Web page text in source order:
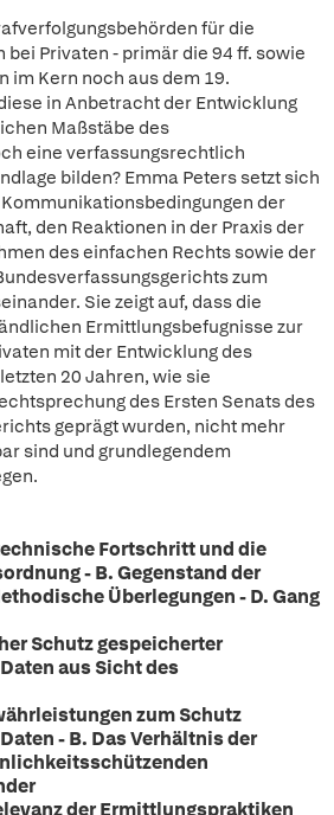
für die
bei Privaten - primär die 94 ff. sowie
im Kern noch aus dem 19.
in Anbetracht der Entwicklung
Maßstäbe des
eine verfassungsrechtlich
bilden? Emma Peters setzt sich
der
den Reaktionen in der Praxis der
des einfachen Rechts sowie der
zum
Sie zeigt auf, dass die
Ermittlungsbefugnisse zur
mit der Entwicklung des
20 Jahren, wie sie
des Ersten Senats des
geprägt wurden, nicht mehr
sind und grundlegendem
Fortschritt und die
- B. Gegenstand der
Überlegungen - D. Gang
Schutz gespeicherter
aus Sicht des
zum Schutz
- B. Das Verhältnis der
der Ermittlungspraktiken